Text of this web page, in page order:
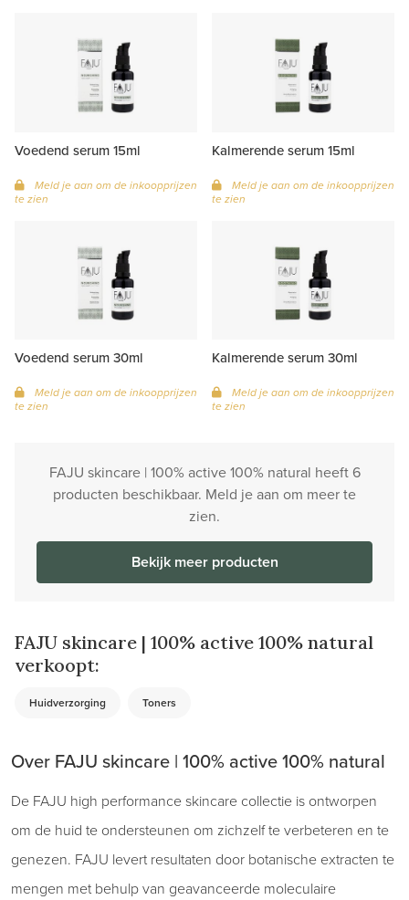
Voedend serum 15ml
Meld je aan om de inkoopprijzen
te zien
Kalmerende serum 15ml
Meld je aan om de inkoopprijzen
te zien
Voedend serum 30ml
Meld je aan om de inkoopprijzen
te zien
Kalmerende serum 30ml
Meld je aan om de inkoopprijzen
te zien
FAJU skincare | 100% active 100% natural heeft 6
producten beschikbaar. Meld je aan om meer te
zien.
Bekijk meer producten
FAJU skincare | 100% active 100% natural
verkoopt:
Huidverzorging Toners
Over FAJU skincare | 100% active 100% natural
De FAJU high performance skincare collectie is ontworpen
om de huid te ondersteunen om zichzelf te verbeteren en te
genezen. FAJU levert resultaten door botanische extracten te
mengen met behulp van geavanceerde moleculaire